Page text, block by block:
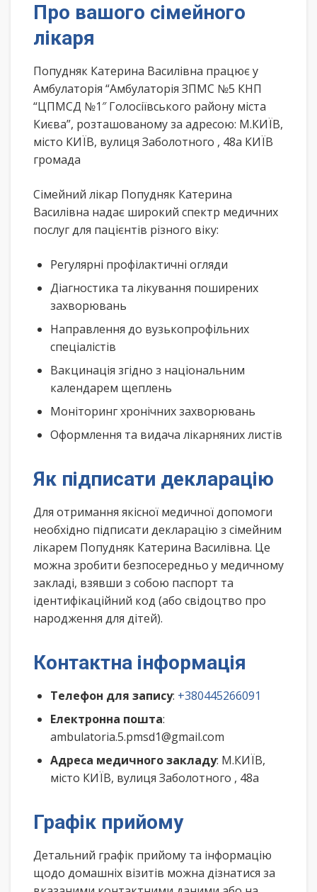
Про вашого сімейного
лікаря
Попудняк Катерина Василівна працює у
Амбулаторія “Амбулаторія ЗПМС №5 КНП
“ЦПМСД №1″ Голосіївського району міста
Києва”, розташованому за адресою: М.КИЇВ,
місто КИЇВ, вулиця Заболотного , 48а КИЇВ
громада
Сімейний лікар Попудняк Катерина
Василівна надає широкий спектр медичних
послуг для пацієнтів різного віку:
Регулярні профілактичні огляди
Діагностика та лікування поширених
захворювань
Направлення до вузькопрофільних
спеціалістів
Вакцинація згідно з національним
календарем щеплень
Моніторинг хронічних захворювань
Оформлення та видача лікарняних листів
Як підписати декларацію
Для отримання якісної медичної допомоги
необхідно підписати декларацію з сімейним
лікарем Попудняк Катерина Василівна. Це
можна зробити безпосередньо у медичному
закладі, взявши з собою паспорт та
ідентифікаційний код (або свідоцтво про
народження для дітей).
Контактна інформація
Телефон для запису: +380445266091
Електронна пошта:
ambulatoria.5.pmsd1@gmail.com
Адреса медичного закладу: М.КИЇВ,
місто КИЇВ, вулиця Заболотного , 48а
Графік прийому
Детальний графік прийому та інформацію
щодо домашніх візитів можна дізнатися за